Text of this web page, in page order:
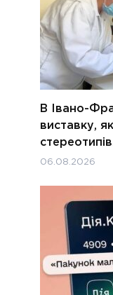
В Івано-
виставку,
06.08.2026